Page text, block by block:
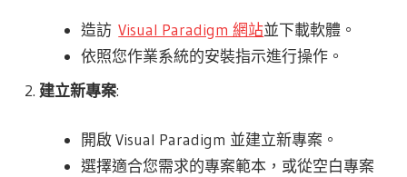
造訪Visual Paradigm 網站並下載軟體。
依照您作業系統的安裝指示進行操作。
建立新專案:
開啟 Visual Paradigm 並建立新專案。
選擇適合您需求的專案範本，或從空白專案